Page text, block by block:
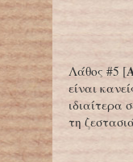
Λάθος #5 [
είναι
ιδιαίτερα
τη